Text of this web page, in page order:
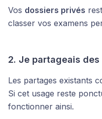
Vos dossiers privés
classer vos examens
2. Je partageais des
Les partages existants
Si cet usage reste
fonctionner ainsi.